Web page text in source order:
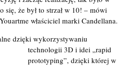
się, że był to strzał w 10! – mówi
właściciel marki Candellana.
dzięki wykorzystywaniu
technologii 3D i idei „rapid
prototyping”, dzięki której w